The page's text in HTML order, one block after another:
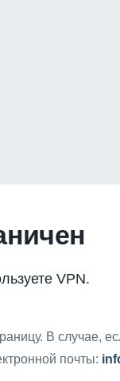
VPN.
В случае,
почты: